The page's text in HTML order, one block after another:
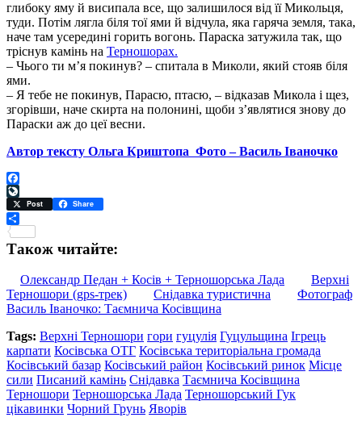
глибоку яму й висипала все, що залишилося від її Микольця,
туди. Потім лягла біля тої ями й відчула, яка гаряча земля, така,
наче там усередині горить вогонь. Параска затужила так, що
тріснув камінь на Терношорах.
– Чього ти м’я покинув? – спитала в Миколи, який стояв біля
ями.
– Я тебе не покинув, Парасю, птасю, – відказав Микола і щез,
згорівши, наче скирта на полонині, щоби з’являтися знову до
Параски аж до цеї весни.
Автор тексту Ольга Криштопа Фото – Василь Іваночко
Facebook
LiveJournal
Post Share
Також читайте:
Олександр Педан + Косів + Терношорська Лада
Верхні
Терношори (gps-трек)
Снідавка туристична
Фотограф
Василь Іваночко: Таємнича Косівщина
Tags: Верхні Терношори гори гуцулія Гуцульщина Ігрець
карпати Косівська ОТГ Косівська територіальна громада
Косівський базар Косівський район Косівський ринок Місце
сили Писаний камінь Снідавка Таємнича Косівщина
Терношори Терношорська Лада Терношорський Гук
цікавинки Чорний Грунь Яворів